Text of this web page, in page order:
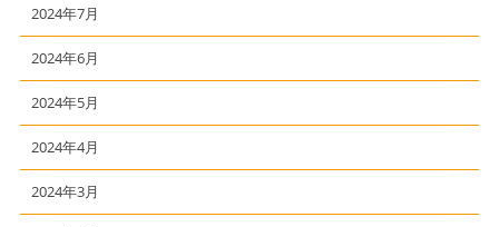
2024年7月
2024年6月
2024年5月
2024年4月
2024年3月